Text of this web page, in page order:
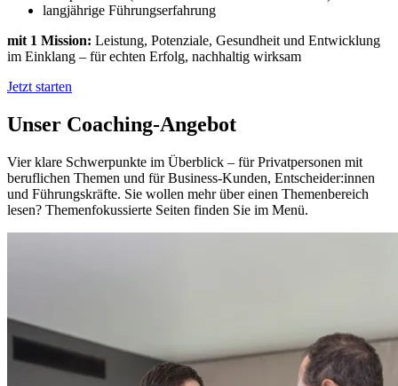
langjährige Führungserfahrung
mit 1 Mission: Leistung, Potenziale, Gesundheit und Entwicklung
im Einklang – für echten Erfolg, nachhaltig wirksam
Jetzt starten
Unser Coaching-Angebot
Vier klare Schwerpunkte im Überblick – für Privatpersonen mit
beruflichen Themen und für Business-Kunden, Entscheider:innen
und Führungskräfte. Sie wollen mehr über einen Themenbereich
lesen? Themenfokussierte Seiten finden Sie im Menü.